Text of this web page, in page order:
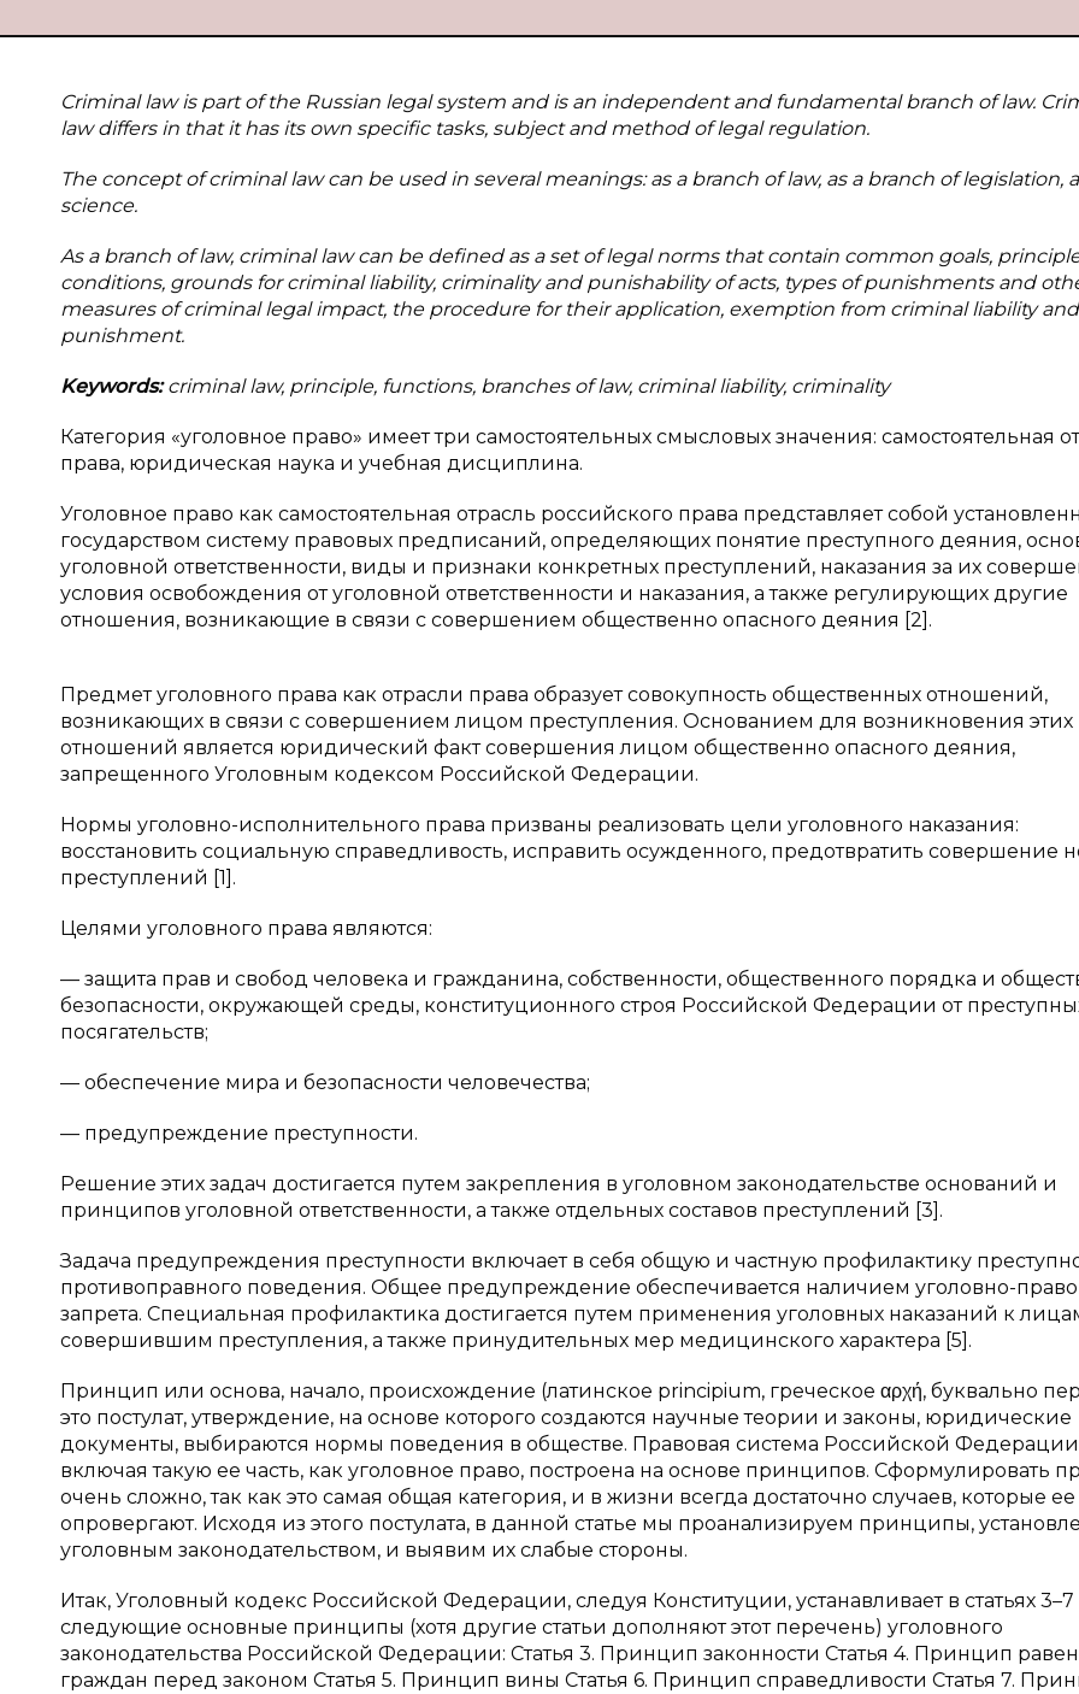
Criminal law is part of the Russian legal system and is an independent and fundamental branch of law.
law differs in that it has its own specific tasks, subject and method of legal regulation.
The concept of criminal law can be used in several meanings: as a branch of law, as a branch of legislation,
science.
As a branch of law, criminal law can be defined as a set of legal norms that contain common goals,
conditions, grounds for criminal liability, criminality and punishability of acts, types of punishments and
measures of criminal legal impact, the procedure for their application, exemption from criminal liability and
punishment.
Keywords:criminal law, principle, functions, branches of law, criminal liability, criminality
Категория «уголовное право» имеет три самостоятельных смысловых значения: самостоятельная
права, юридическая наука и учебная дисциплина.
Уголовное право как самостоятельная отрасль российского права представляет собой
государством систему правовых предписаний, определяющих понятие преступного деяния,
уголовной ответственности, виды и признаки конкретных преступлений, наказания за их
условия освобождения от уголовной ответственности и наказания, а также регулирующих другие
отношения, возникающие в связи с совершением общественно опасного деяния [2].
Предмет уголовного права как отрасли права образует совокупность общественных отношений,
возникающих в связи с совершением лицом преступления. Основанием для возникновения этих
отношений является юридический факт совершения лицом общественно опасного деяния,
запрещенного Уголовным кодексом Российской Федерации.
Нормы уголовно-исполнительного права призваны реализовать цели уголовного наказания:
восстановить социальную справедливость, исправить осужденного, предотвратить совершение
преступлений [1].
Целями уголовного права являются:
— защита прав и свобод человека и гражданина, собственности, общественного порядка и
безопасности, окружающей среды, конституционного строя Российской Федерации от
посягательств;
— обеспечение мира и безопасности человечества;
— предупреждение преступности.
Решение этих задач достигается путем закрепления в уголовном законодательстве оснований и
принципов уголовной ответственности, а также отдельных составов преступлений [3].
Задача предупреждения преступности включает в себя общую и частную профилактику
противоправного поведения. Общее предупреждение обеспечивается наличием уголовно-
запрета. Специальная профилактика достигается путем применения уголовных наказаний к
совершившим преступления, а также принудительных мер медицинского характера [5].
Принцип или основа, начало, происхождение (латинское principium, греческое αρχή, буквально
это постулат, утверждение, на основе которого создаются научные теории и законы, юридические
документы, выбираются нормы поведения в обществе. Правовая система Российской
включая такую ее часть, как уголовное право, построена на основе принципов. Сформулировать
очень сложно, так как это самая общая категория, и в жизни всегда достаточно случаев, которые ее
опровергают. Исходя из этого постулата, в данной статье мы проанализируем принципы,
уголовным законодательством, и выявим их слабые стороны.
Итак, Уголовный кодекс Российской Федерации, следуя Конституции, устанавливает в статьях 3–7
следующие основные принципы (хотя другие статьи дополняют этот перечень) уголовного
законодательства Российской Федерации: Статья 3. Принцип законности Статья 4. Принцип
граждан перед законом Статья 5. Принцип вины Статья 6. Принцип справедливости Статья 7.